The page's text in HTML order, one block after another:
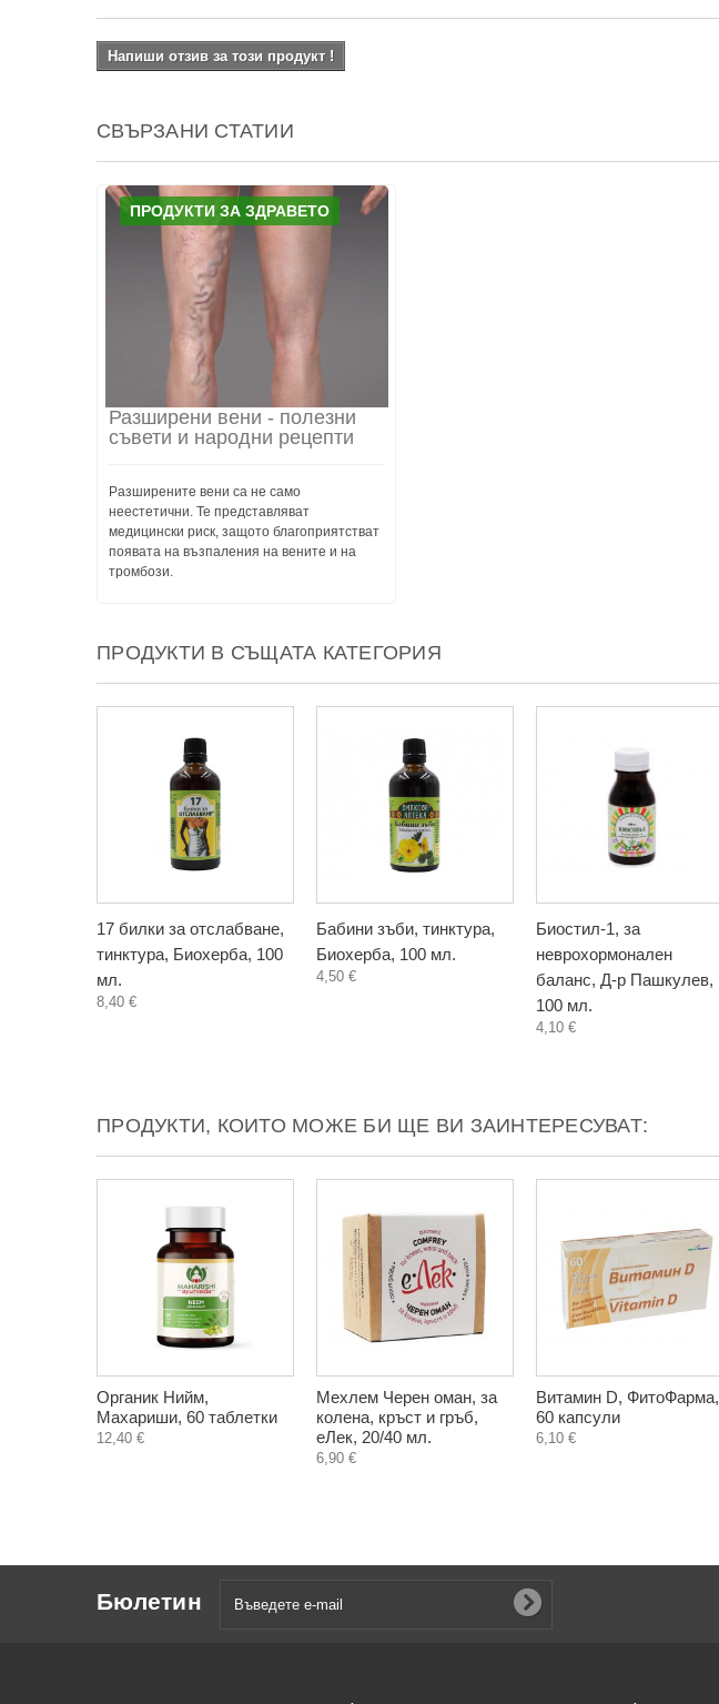
Напиши отзив за този продукт !
СВЪРЗАНИ СТАТИИ
ПРОДУКТИ ЗА ЗДРАВЕТО
Разширени вени - полезни
съвети и народни рецепти
Разширените вени са не само
неестетични. Те представляват
медицински риск, защото благоприятстват
появата на възпаления на вените и на
тромбози.
ПРОДУКТИ В СЪЩАТА КАТЕГОРИЯ
17 билки за отслабване,
тинктура, Биохерба, 100
мл.
8,40 €
Бабини зъби, тинктура,
Биохерба, 100 мл.
4,50 €
Биостил-1, за
неврохормонален
баланс, Д-р Пашкулев,
100 мл.
4,10 €
ПРОДУКТИ, КОИТО МОЖЕ БИ ЩЕ ВИ ЗАИНТЕРЕСУВАТ:
Органик Нийм,
Махариши, 60 таблетки
12,40 €
Мехлем Черен оман, за
колена, кръст и гръб,
еЛек, 20/40 мл.
6,90 €
Витамин D, ФитоФарма,
60 капсули
6,10 €
Бюлетин